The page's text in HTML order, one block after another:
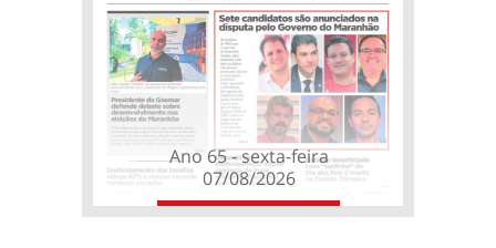
Ano 65 - sexta-feira
07/08/2026